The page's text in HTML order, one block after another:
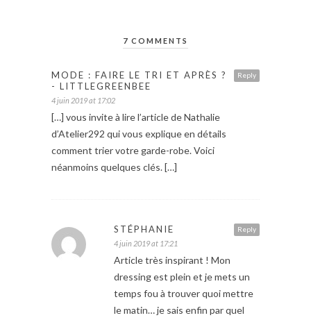
7 COMMENTS
Reply
MODE : FAIRE LE TRI ET APRÈS ?
- LITTLEGREENBEE
4 juin 2019 at 17:02
[…] vous invite à lire l’article de Nathalie
d’Atelier292 qui vous explique en détails
comment trier votre garde-robe. Voici
néanmoins quelques clés. […]
Reply
STÉPHANIE
4 juin 2019 at 17:21
Article très inspirant ! Mon
dressing est plein et je mets un
temps fou à trouver quoi mettre
le matin… je sais enfin par quel